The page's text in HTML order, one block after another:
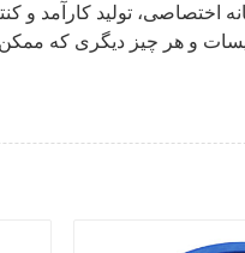
اختصاصی، تولید کارآمد و
هر چیز دیگری که ممکن